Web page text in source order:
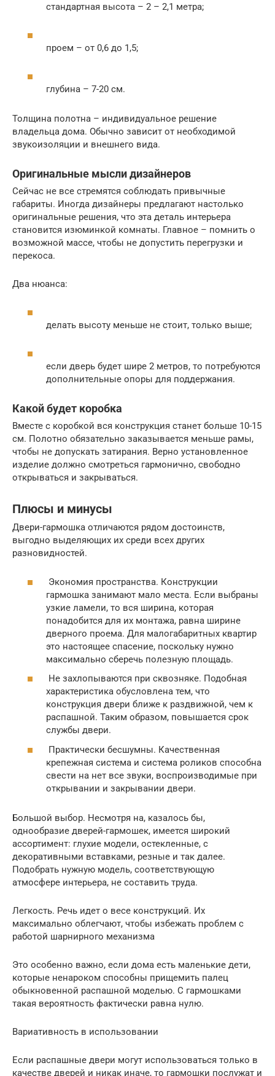
стандартная высота – 2 – 2,1 метра;
проем – от 0,6 до 1,5;
глубина – 7-20 см.
Толщина полотна – индивидуальное решение
владельца дома. Обычно зависит от необходимой
звукоизоляции и внешнего вида.
Оригинальные мысли дизайнеров
Сейчас не все стремятся соблюдать привычные
габариты. Иногда дизайнеры предлагают настолько
оригинальные решения, что эта деталь интерьера
становится изюминкой комнаты. Главное – помнить о
возможной массе, чтобы не допустить перегрузки и
перекоса.
Два нюанса:
делать высоту меньше не стоит, только выше;
если дверь будет шире 2 метров, то потребуются
дополнительные опоры для поддержания.
Какой будет коробка
Вместе с коробкой вся конструкция станет больше 10-15
см. Полотно обязательно заказывается меньше рамы,
чтобы не допускать затирания. Верно установленное
изделие должно смотреться гармонично, свободно
открываться и закрываться.
Плюсы и минусы
Двери-гармошка отличаются рядом достоинств,
выгодно выделяющих их среди всех других
разновидностей.
Экономия пространства. Конструкции
гармошка занимают мало места. Если выбраны
узкие ламели, то вся ширина, которая
понадобится для их монтажа, равна ширине
дверного проема. Для малогабаритных квартир
это настоящее спасение, поскольку нужно
максимально сберечь полезную площадь.
Не захлопываются при сквозняке. Подобная
характеристика обусловлена тем, что
конструкция двери ближе к раздвижной, чем к
распашной. Таким образом, повышается срок
службы двери.
Практически бесшумны. Качественная
крепежная система и система роликов способна
свести на нет все звуки, воспроизводимые при
открывании и закрывании двери.
Большой выбор. Несмотря на, казалось бы,
однообразие дверей-гармошек, имеется широкий
ассортимент: глухие модели, остекленные, с
декоративными вставками, резные и так далее.
Подобрать нужную модель, соответствующую
атмосфере интерьера, не составить труда.
Легкость. Речь идет о весе конструкций. Их
максимально облегчают, чтобы избежать проблем с
работой шарнирного механизма
Это особенно важно, если дома есть маленькие дети,
которые ненароком способны прищемить палец
обыкновенной распашной моделью. С гармошками
такая вероятность фактически равна нулю.
Вариативность в использовании
Если распашные двери могут использоваться только в
качестве дверей и никак иначе, то гармошки послужат и